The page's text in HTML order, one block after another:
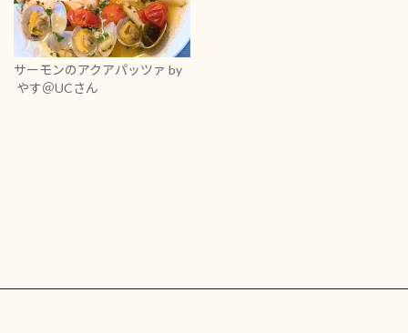
サーモンのアクアパッツァ by
やす＠UCさん